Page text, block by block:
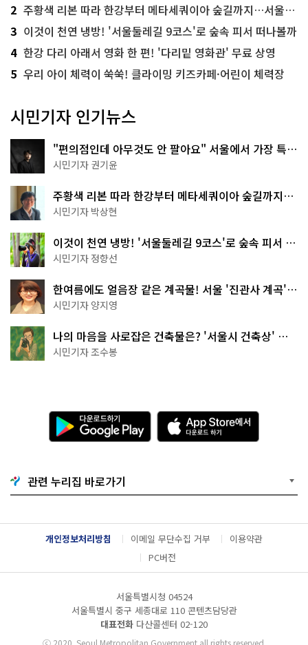
2 주황색 리본 따라 한강부터 메타세쿼이아 숲길까지…서울둘레길 15코스
3 이것이 천연 냉방! '서울둘레길 9코스'로 숲속 피서 떠나볼까
4 한강 다리 아래서 영화 한 편! '다리밑 영화관' 무료 상영
5 우리 아이 체력이 쑥쑥! 클라이밍 키즈카페·어린이 체력장
시민기자 인기뉴스
"편의점인데 아무것도 안 팔아요" 서울에서 가장 특별
한 편의점의 정체
시민기자 권기윤
주황색 리본 따라 한강부터 메타세쿼이아 숲길까지…
서울둘레길 15코스
시민기자 박상현
이것이 천연 냉방! '서울둘레길 9코스'로 숲속 피서 떠
나볼까
시민기자 정향선
한여름에도 얼음장 같은 계곡물! 서울 '진관사 계곡'이
천국이네~
시민기자 양지영
나의 마음을 사로잡은 건축물은? '서울시 건축상' 수
상작 공개!
시민기자 조수봉
다
운
로
기
G
o
g
l
e
A
p
p
e
서
다
운
관련 누리집 바로가기
개인정보처리방침 이메일 무단수집 거부
이용약관
PC버전
서울특별시청 04524
서울특별시 중구 세종대로 110 콘텐츠담당관
대표전화 다산콜센터 02-120
ⓒ2020. Seoul Metropolitan Government all rights reserved.